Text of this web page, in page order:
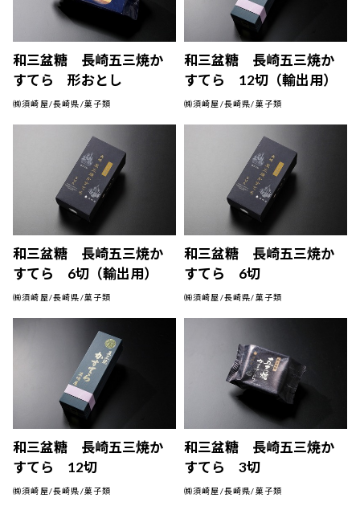
和三盆糖 長崎五三焼か
すてら 形おとし
㈱須崎屋/長崎県/菓子類
和三盆糖 長崎五三焼か
すてら 12切（輸出用）
㈱須崎屋/長崎県/菓子類
和三盆糖 長崎五三焼か
すてら 6切（輸出用）
㈱須崎屋/長崎県/菓子類
和三盆糖 長崎五三焼か
すてら 6切
㈱須崎屋/長崎県/菓子類
和三盆糖 長崎五三焼か
すてら 12切
㈱須崎屋/長崎県/菓子類
和三盆糖 長崎五三焼か
すてら 3切
㈱須崎屋/長崎県/菓子類